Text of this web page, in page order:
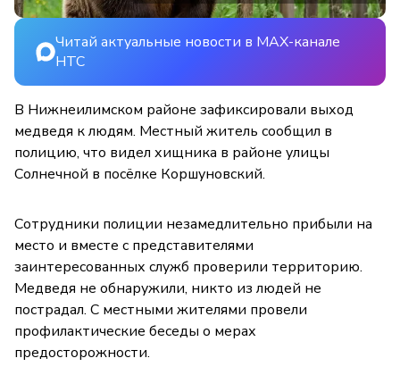
Читай актуальные новости в MAX-канале
НТС
В Нижнеилимском районе зафиксировали выход
медведя к людям. Местный житель сообщил в
полицию, что видел хищника в районе улицы
Солнечной в посёлке Коршуновский.
Сотрудники полиции незамедлительно прибыли на
место и вместе с представителями
заинтересованных служб проверили территорию.
Медведя не обнаружили, никто из людей не
пострадал. С местными жителями провели
профилактические беседы о мерах
предосторожности.